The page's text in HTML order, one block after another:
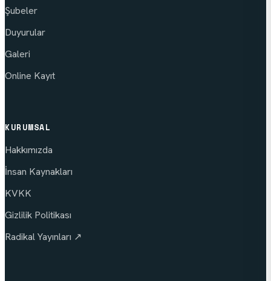
Şubeler
Duyurular
Galeri
Online Kayıt
KURUMSAL
Hakkımızda
İnsan Kaynakları
KVKK
Gizlilik Politikası
Radikal Yayınları ↗